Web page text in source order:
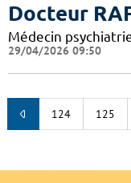
Docteur
Médecin
29/04/2026 09:50
124 125